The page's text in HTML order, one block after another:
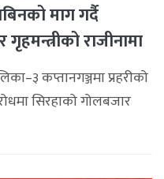
माग गर्दै
गृहमन्त्रीको राजीनामा
कप्तानगञ्जमा प्रहरीको
सिरहाको गोलबजार
प्रदर्शन गरेका